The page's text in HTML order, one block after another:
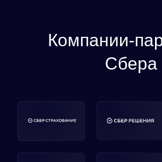
Компании-
Сбера